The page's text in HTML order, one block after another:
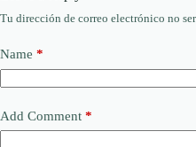
Tu dirección de correo electrónico no
Name *
Add Comment *